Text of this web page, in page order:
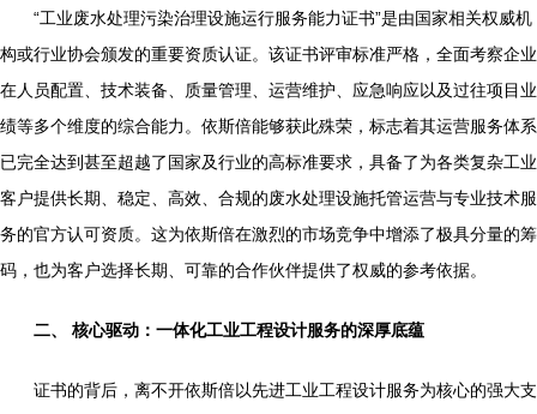
“工业废水处理污染治理设施运行服务能力证书”是由国家相关权威机
构或行业协会颁发的重要资质认证。该证书评审标准严格，全面考察企业
在人员配置、技术装备、质量管理、运营维护、应急响应以及过往项目业
绩等多个维度的综合能力。依斯倍能够获此殊荣，标志着其运营服务体系
已完全达到甚至超越了国家及行业的高标准要求，具备了为各类复杂工业
客户提供长期、稳定、高效、合规的废水处理设施托管运营与专业技术服
务的官方认可资质。这为依斯倍在激烈的市场竞争中增添了极具分量的筹
码，也为客户选择长期、可靠的合作伙伴提供了权威的参考依据。
二、 核心驱动：一体化工业工程设计服务的深厚底蕴
证书的背后，离不开依斯倍以先进工业工程设计服务为核心的强大支